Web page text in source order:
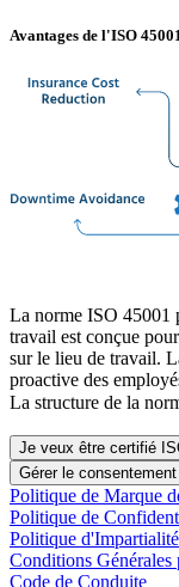
Avantages de l'ISO
La norme ISO 45001
travail est conçue
sur le lieu de travail.
proactive des
La structure de la
Je veux être certifié
Gérer le consentement
Politique de Marque
Politique de
Politique d'Impartialité
Conditions Générales
Code de Conduite